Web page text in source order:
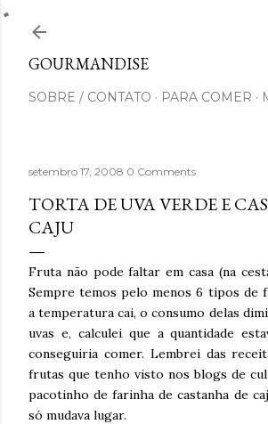
GOURMANDISE
SOBRE / CONTATO PARA COMER
setembro 17, 2008 0 Comments
TORTA DE UVA VERDE E
CAJU
Fruta não pode faltar em casa (na
Sempre temos pelo menos 6 tipos de
a temperatura cai, o consumo delas
uvas e, calculei que a quantidade
conseguiria comer. Lembrei das
frutas que tenho visto nos blogs de
pacotinho de farinha de castanha de
só mudava lugar.